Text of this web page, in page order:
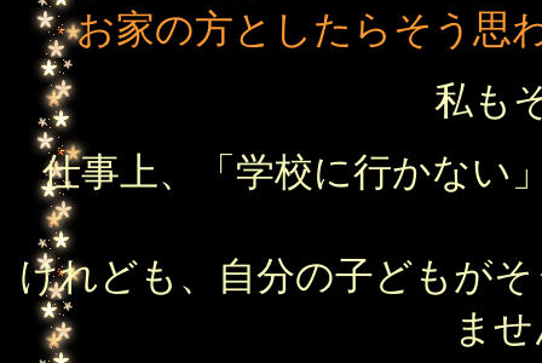
お家の方としたらそう思
私も
仕事上、「学校に行かない
けれども、自分の子どもが
ま